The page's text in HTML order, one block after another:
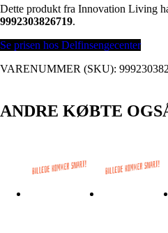
Dette produkt fra Innovation Living
9992303826719.
Se prisen hos Delfinsengecenter
VARENUMMER (SKU):
ANDRE KØBTE